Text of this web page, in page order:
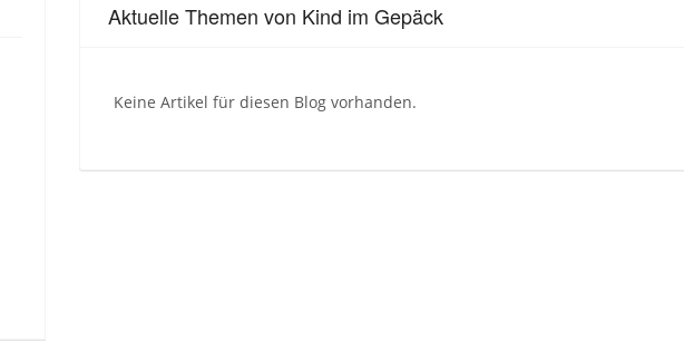
Aktuelle Themen von Kind im Gepäck
Keine Artikel für diesen Blog vorhanden.